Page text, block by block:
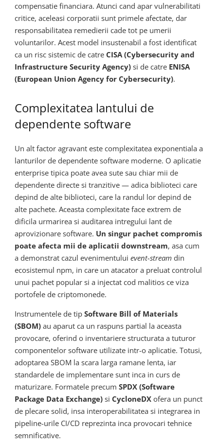
compensatie financiara. Atunci cand apar vulnerabilitati
critice, aceleasi corporatii sunt primele afectate, dar
responsabilitatea remedierii cade tot pe umerii
voluntarilor. Acest model insustenabil a fost identificat
ca un risc sistemic de catre CISA (Cybersecurity and
Infrastructure Security Agency) si de catre ENISA
(European Union Agency for Cybersecurity).
Complexitatea lantului de
dependente software
Un alt factor agravant este complexitatea exponentiala a
lanturilor de dependente software moderne. O aplicatie
enterprise tipica poate avea sute sau chiar mii de
dependente directe si tranzitive — adica biblioteci care
depind de alte biblioteci, care la randul lor depind de
alte pachete. Aceasta complexitate face extrem de
dificila urmarirea si auditarea intregului lant de
aprovizionare software. Un singur pachet compromis
poate afecta mii de aplicatii downstream, asa cum
a demonstrat cazul evenimentului event-stream din
ecosistemul npm, in care un atacator a preluat controlul
unui pachet popular si a injectat cod malitios ce viza
portofele de criptomonede.
Instrumentele de tip Software Bill of Materials
(SBOM) au aparut ca un raspuns partial la aceasta
provocare, oferind o inventariere structurata a tuturor
componentelor software utilizate intr-o aplicatie. Totusi,
adoptarea SBOM la scara larga ramane lenta, iar
standardele de implementare sunt inca in curs de
maturizare. Formatele precum SPDX (Software
Package Data Exchange) si CycloneDX ofera un punct
de plecare solid, insa interoperabilitatea si integrarea in
pipeline-urile CI/CD reprezinta inca provocari tehnice
semnificative.